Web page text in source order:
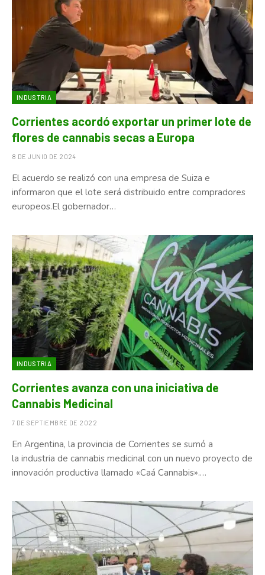
INDUSTRIA
Corrientes acordó exportar un primer lote de
flores de cannabis secas a Europa
8 DE JUNIO DE 2024
El acuerdo se realizó con una empresa de Suiza e
informaron que el lote será distribuido entre compradores
europeos.El gobernador…
INDUSTRIA
Corrientes avanza con una iniciativa de
Cannabis Medicinal
7 DE SEPTIEMBRE DE 2022
En Argentina, la provincia de Corrientes se sumó a
la industria de cannabis medicinal con un nuevo proyecto de
innovación productiva llamado «Caá Cannabis».…